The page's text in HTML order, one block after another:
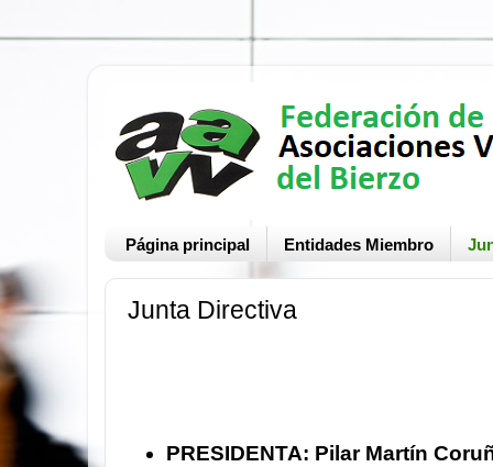
Página principal Entidades Miembro
Junta Directiva
PRESIDENTA: Pilar Martín